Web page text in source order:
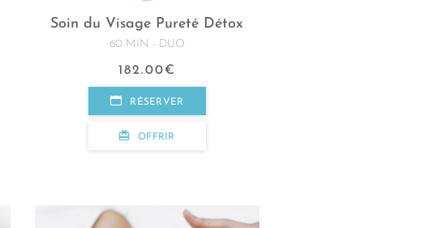
Soin du Visage Pureté Détox
60 MIN - DUO
182.00€
RÉSERVER
OFFRIR